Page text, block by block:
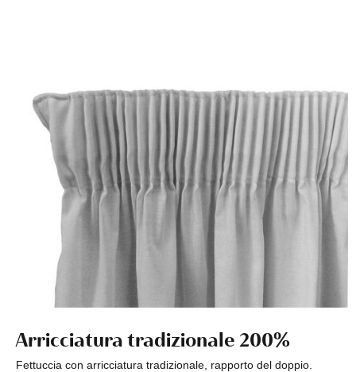
Arricciatura tradizionale 200%
Fettuccia con arricciatura tradizionale, rapporto del doppio.